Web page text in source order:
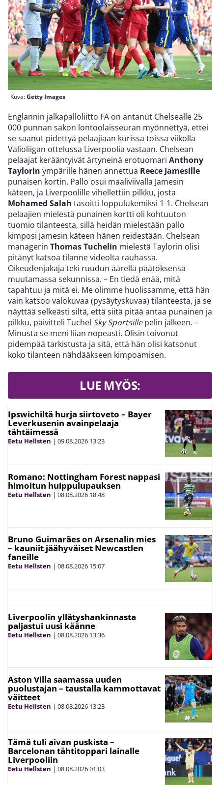
Kuva:Getty Images
Englannin jalkapalloliitto FA on antanut Chelsealle 25
000 punnan sakon lontoolaisseuran myönnettyä, ettei
se saanut pidettyä pelaajiaan kurissa toissa viikolla
Valioliigan ottelussa Liverpoolia vastaan. Chelsean
pelaajat kerääntyivät ärtyneinä erotuomari Anthony
Taylorin ympärille hänen annettua Reece Jamesille
punaisen kortin. Pallo osui maaliviivalla Jamesin
käteen, ja Liverpoolille vihellettiin pilkku, josta
Mohamed Salah tasoitti loppulukemiksi 1-1. Chelsean
pelaajien mielestä punainen kortti oli kohtuuton
tuomio tilanteesta, sillä heidän mielestään pallo
kimposi Jamesin käteen hänen reidestään. Chelsean
managerin Thomas Tuchelin mielestä Taylorin olisi
pitänyt katsoa tilanne videolta rauhassa.
Oikeudenjakaja teki ruudun äärellä päätöksensä
muutamassa sekunnissa. – En tiedä enää, mitä
tapahtuu ja mitä ei. Me olimme huolissamme, että hän
vain katsoo valokuvaa (pysäytyskuvaa) tilanteesta, ja se
näyttää selkeästi siltä, että siitä pitää antaa punainen ja
pilkku, päivitteli Tuchel Sky Sportsillepelin jälkeen. –
Minusta se meni liian nopeasti. Olisin toivonut
pidempää tarkistusta ja sitä, että hän olisi katsonut
koko tilanteen nähdääkseen kimpoamisen.
LUE MYÖS:
Ipswichiltä hurja siirtoveto – Bayer
Leverkusenin avainpelaaja
tähtäimessä
Eetu Hellsten | 09.08.2026 13:23
Romano: Nottingham Forest nappasi
himoitun huippulupauksen
Eetu Hellsten | 08.08.2026 18:48
Bruno Guimarães on Arsenalin mies
– kauniit jäähyväiset Newcastlen
faneille
Eetu Hellsten | 08.08.2026 15:07
Liverpoolin yllätyshankinnasta
paljastui uusi käänne
Eetu Hellsten | 08.08.2026 13:36
Aston Villa saamassa uuden
puolustajan – taustalla kammottavat
väitteet
Eetu Hellsten | 08.08.2026 13:23
Tämä tuli aivan puskista –
Barcelonan tähtitoppari lainalle
Liverpooliin
Eetu Hellsten | 08.08.202601:03